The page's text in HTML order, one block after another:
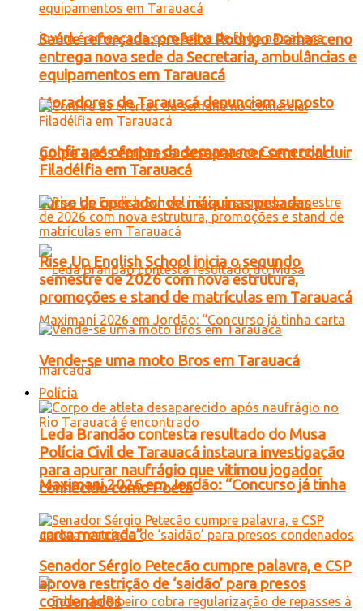
Moradores de Tarauacá denunciam suposto
golpe após empresa desaparecer sem concluir
curso de operador de máquinas pesadas
Leda Brandão contesta resultado do Musa
Maximani 2026 em Jordão: “Concurso já tinha
carta marcada”
Saúde reforçada: prefeito Rodrigo Damasceno
entrega nova sede da Secretaria, ambulâncias e
equipamentos em Tarauacá
Confira as ofertas da semana no Comercial
Filadélfia em Tarauacá
Rise Up English School inicia o segundo
semestre de 2026 com nova estrutura,
promoções e stand de matrículas em Tarauacá
Vende-se uma moto Bros em Tarauacá
Polícia
Polícia Civil de Tarauacá instaura investigação
para apurar naufrágio que vitimou jogador
conhecido como Poeta
Senador Sérgio Petecão cumpre palavra, e CSP
aprova restrição de ‘saidão’ para presos
condenados